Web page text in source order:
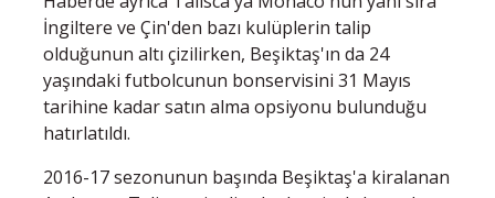
İngiltere ve Çin'den bazı kulüplerin talip
olduğunun altı çizilirken, Beşiktaş'ın da 24
yaşındaki futbolcunun bonservisini 31 Mayıs
tarihine kadar satın alma opsiyonu bulunduğu
hatırlatıldı.
2016-17 sezonunun başında Beşiktaş'a kiralanan